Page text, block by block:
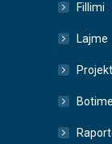
Fillimi
Lajme
Botime